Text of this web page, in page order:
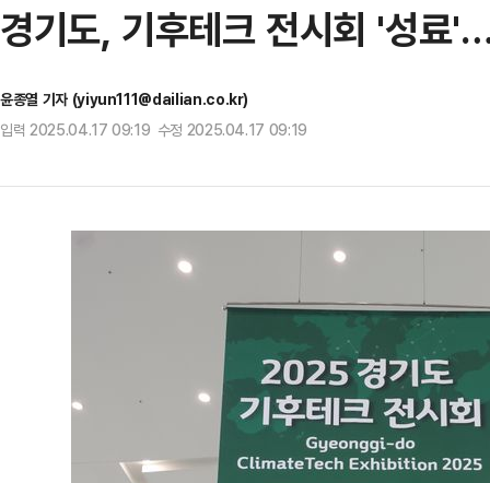
경기도, 기후테크 전시회 '성
윤종열 기자 (yiyun111@dailian.co.kr)
입력 2025.04.17 09:19 수정 2025.04.17 09:19